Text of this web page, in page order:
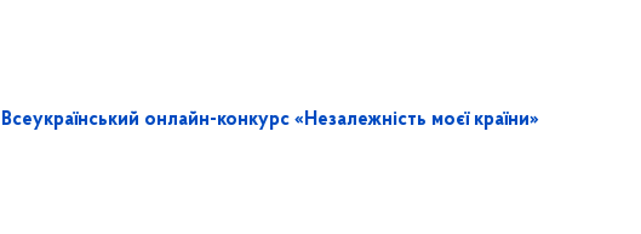
Всеукраїнський онлайн-конкурс «Незалежність моєї країни»